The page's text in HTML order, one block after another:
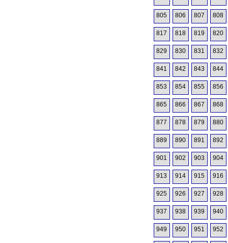
805 806 807 808
817 818 819 820
829 830 831 832
841 842 843 844
853 854 855 856
865 866 867 868
877 878 879 880
889 890 891 892
901 902 903 904
913 914 915 916
925 926 927 928
937 938 939 940
949 950 951 952